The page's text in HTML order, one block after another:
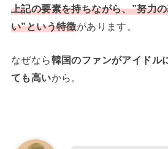
上記の要素を持ちながら、”努力
い”という特徴があります。
なぜなら韓国のファンがアイドル
ても高いから。